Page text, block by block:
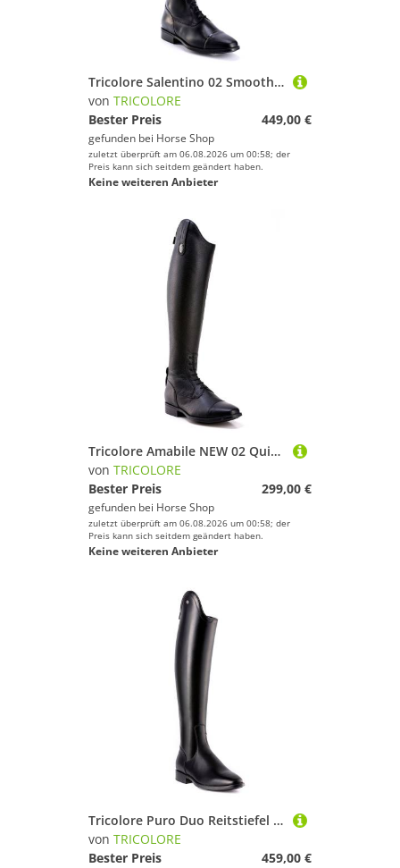
Tricolore Salentino 02 Smooth Reitstiefel by DeNiro
von TRICOLORE
Bester Preis
449,00 €
gefunden bei Horse Shop
zuletzt überprüft am 06.08.2026 um 00:58; der
Preis kann sich seitdem geändert haben.
Keine weiteren Anbieter
Tricolore Amabile NEW 02 Quick Reitstiefel by DeNiro
von TRICOLORE
Bester Preis
299,00 €
gefunden bei Horse Shop
zuletzt überprüft am 06.08.2026 um 00:58; der
Preis kann sich seitdem geändert haben.
Keine weiteren Anbieter
Tricolore Puro Duo Reitstiefel by DeNiro
von TRICOLORE
Bester Preis
459,00 €